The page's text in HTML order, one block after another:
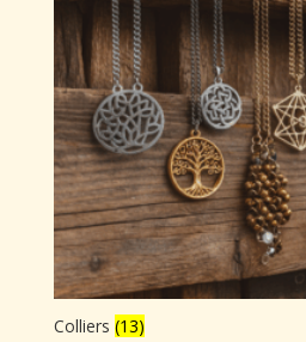
Colliers (13)